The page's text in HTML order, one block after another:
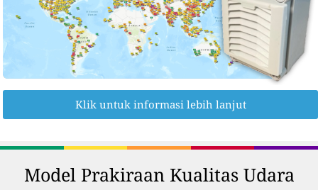
Klik untuk informasi lebih lanjut
Model Prakiraan Kualitas Udara